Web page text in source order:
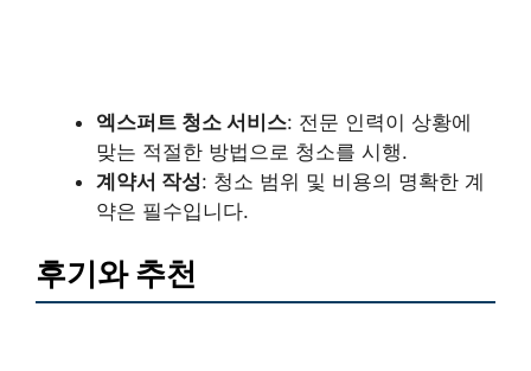
엑스퍼트 청소 서비스: 전문 인력이 상황에
맞는 적절한 방법으로 청소를 시행.
계약서 작성: 청소 범위 및 비용의 명확한 계
약은 필수입니다.
후기와 추천